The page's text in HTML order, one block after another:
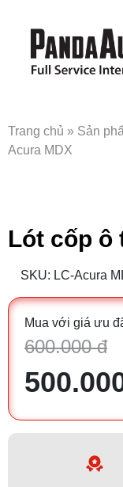
Trang chủ » Sản
Acura MDX
Lót cốp ô
SKU: LC-Acura
Mua với giá ưu
600.000 đ